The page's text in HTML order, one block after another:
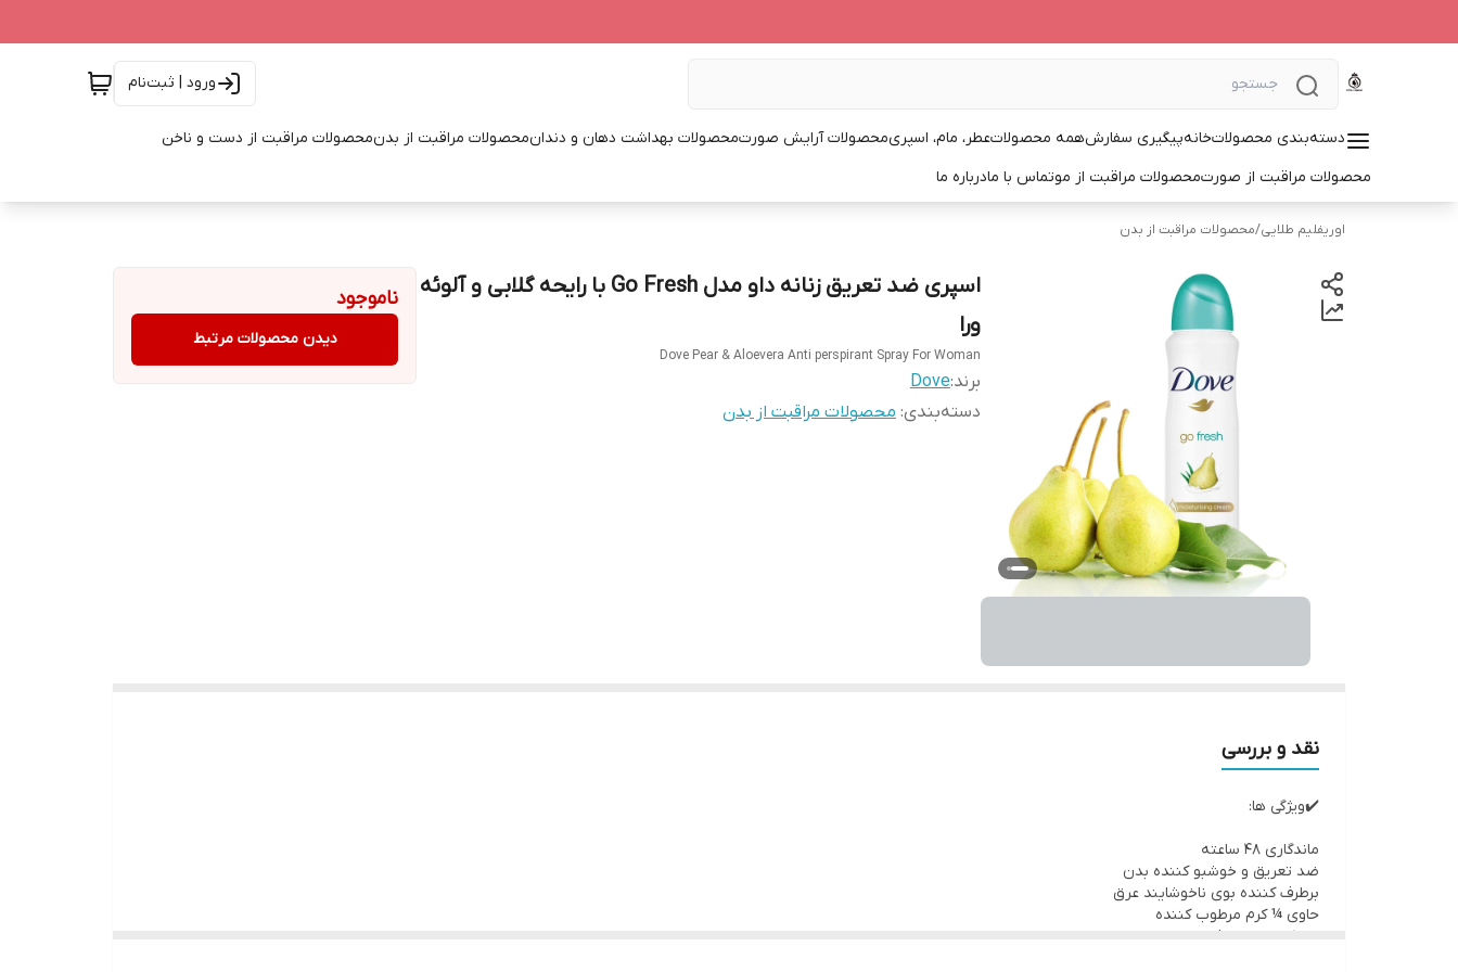
ورود | ثبت‌نام
دسته‌بندی محصولاتخانهپیگیری سفارشهمه محصولاتعطر، مام، اسپریمحصولات آرایش صورتمحصولات بهداشت دهان و دندانمحصولات مراقبت از بدنمحصولات مراقبت از دست و ناخن
محصولات مراقبت از صورتمحصولات مراقبت از موتماس با مادرباره ما
اوریفلیم طلایی/محصولات مراقبت از بدن
اسپری ضد تعریق زنانه داو مدل Go Fresh با رایحه گلابی و آلوئه
ورا
Dove Pear & Aloevera Anti perspirant Spray For Woman
برند:Dove
دسته‌بندی: محصولات مراقبت از بدن
ناموجود
دیدن محصولات مرتبط
نقد و بررسی
✔️ویژگی ها:
ماندگاری 48 ساعته
ضد تعریق و خوشبو کننده بدن
برطرف کننده بوی ناخوشایند عرق
حاوی ¼ کرم مرطوب کننده
نرم کننده و لطافت بخش پوست زیر بغل